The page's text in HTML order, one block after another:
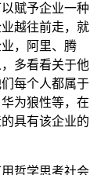
赋予企业一种
越往前走，就
，阿里、腾
多看看关于他
每个人都属于
为狼性等，在
具有该企业的
哲学思考社会